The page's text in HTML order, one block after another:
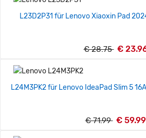
L23D2P31 für Lenovo Xiaoxin Pad
€ 28.75 €
L24M3PK2 für Lenovo IdeaPad Slim 5
€ 71.99 € 59.99